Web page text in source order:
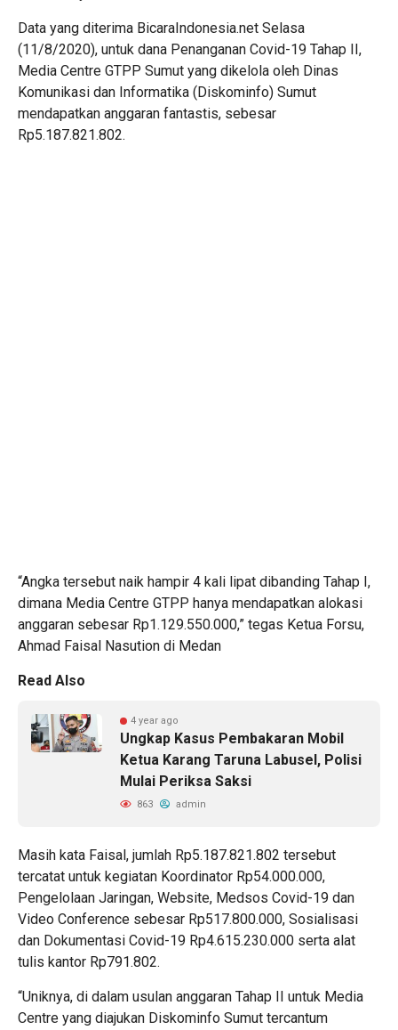
Data yang diterima BicaraIndonesia.net Selasa
(11/8/2020), untuk dana Penanganan Covid-19 Tahap II,
Media Centre GTPP Sumut yang dikelola oleh Dinas
Komunikasi dan Informatika (Diskominfo) Sumut
mendapatkan anggaran fantastis, sebesar
Rp5.187.821.802.
“Angka tersebut naik hampir 4 kali lipat dibanding Tahap I,
dimana Media Centre GTPP hanya mendapatkan alokasi
anggaran sebesar Rp1.129.550.000,” tegas Ketua Forsu,
Ahmad Faisal Nasution di Medan
Read Also
4 year ago
Ungkap Kasus Pembakaran Mobil
Ketua Karang Taruna Labusel, Polisi
Mulai Periksa Saksi
863 admin
Masih kata Faisal, jumlah Rp5.187.821.802 tersebut
tercatat untuk kegiatan Koordinator Rp54.000.000,
Pengelolaan Jaringan, Website, Medsos Covid-19 dan
Video Conference sebesar Rp517.800.000, Sosialisasi
dan Dokumentasi Covid-19 Rp4.615.230.000 serta alat
tulis kantor Rp791.802.
“Uniknya, di dalam usulan anggaran Tahap II untuk Media
Centre yang diajukan Diskominfo Sumut tercantum